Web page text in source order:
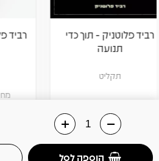
הוספה לסל
רביד פלוטניק - שפל וגאות
2 תקליטים
הוספה לסל